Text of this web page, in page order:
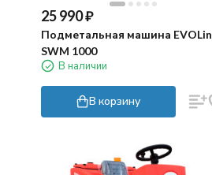
25 990₽
Подметальная машина
SWM 1000
В наличии
В корзину